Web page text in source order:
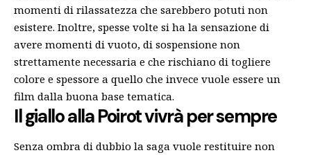
momenti di rilassatezza che sarebbero potuti non
esistere. Inoltre, spesse volte si ha la sensazione di
avere momenti di vuoto, di sospensione non
strettamente necessaria e che rischiano di togliere
colore e spessore a quello che invece vuole essere un
film dalla buona base tematica.
Il giallo alla Poirot vivrà per sempre
Senza ombra di dubbio la saga vuole restituire non